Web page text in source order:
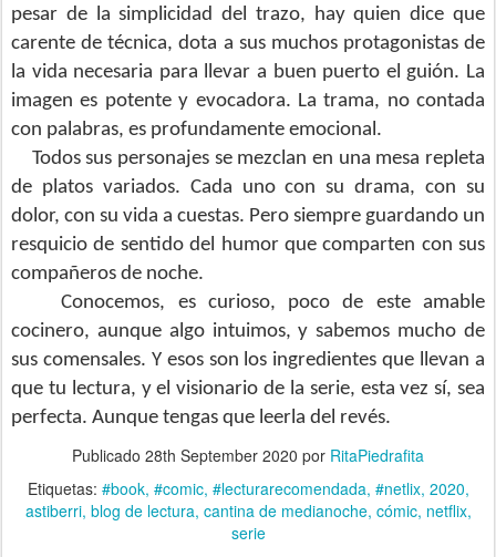
pesar de la simplicidad del trazo, hay quien dice que
carente de técnica, dota a sus muchos protagonistas de
la vida necesaria para llevar a buen puerto el guión. La
imagen es potente y evocadora. La trama, no contada
con palabras, es profundamente emocional.
Todos sus personajes se mezclan en una mesa repleta
de platos variados. Cada uno con su drama, con su
dolor, con su vida a cuestas. Pero siempre guardando un
resquicio de sentido del humor que comparten con sus
compañeros de noche.
Conocemos, es curioso, poco de este amable
cocinero, aunque algo intuimos, y sabemos mucho de
sus comensales. Y esos son los ingredientes que llevan a
que tu lectura, y el visionario de la serie, esta vez sí, sea
perfecta. Aunque tengas que leerla del revés.
Publicado 28th September 2020 por RitaPiedrafita
Etiquetas: #book #comic #lecturarecomendada #netlix 2020
astiberri blog de lectura cantina de medianoche cómic netflix
serie